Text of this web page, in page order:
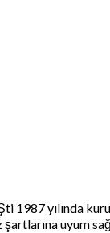
1987 yılında
uyum